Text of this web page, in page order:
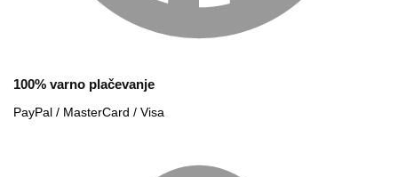
100% varno plačevanje
PayPal / MasterCard / Visa